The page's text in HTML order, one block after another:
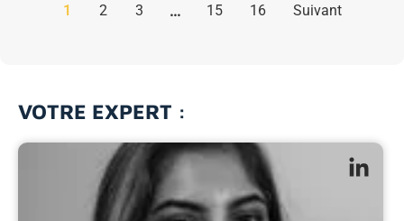
1 2 3 … 15 16 Suivant
VOTRE EXPERT :